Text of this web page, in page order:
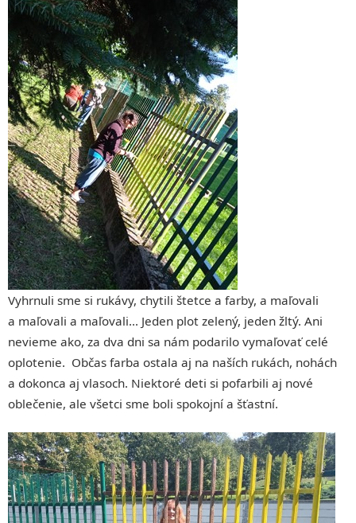
Vyhrnuli sme si rukávy, chytili štetce a farby, a maľovali
a maľovali a maľovali… Jeden plot zelený, jeden žltý. Ani
nevieme ako, za dva dni sa nám podarilo vymaľovať celé
oplotenie. Občas farba ostala aj na naších rukách, nohách
a dokonca aj vlasoch. Niektoré deti si pofarbili aj nové
oblečenie, ale všetci sme boli spokojní a šťastní.